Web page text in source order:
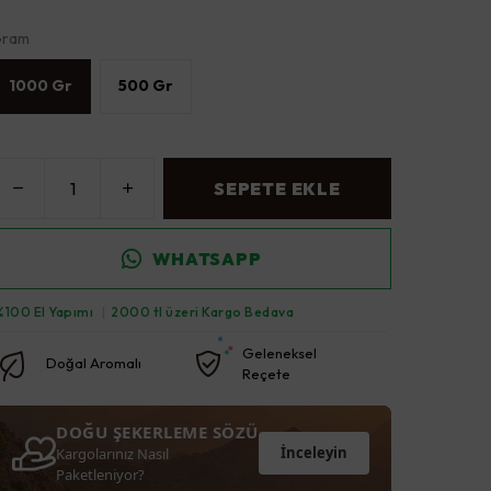
1000 Gr 500 Gr
SEPETE EKLE
WHATSAPP
El Yapımı 2000 tl üzeri Kargo Bedava
Doğal Aromalı
Geleneksel
Reçete
DOĞU ŞEKERLEME SÖZÜ
Kargolarınız Nasıl
Paketleniyor?
İnceleyin